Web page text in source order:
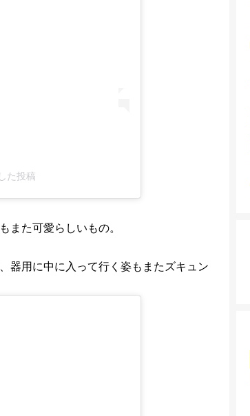
た投稿
また可愛らしいもの。
器用に中に入って行く姿もまたズキュン